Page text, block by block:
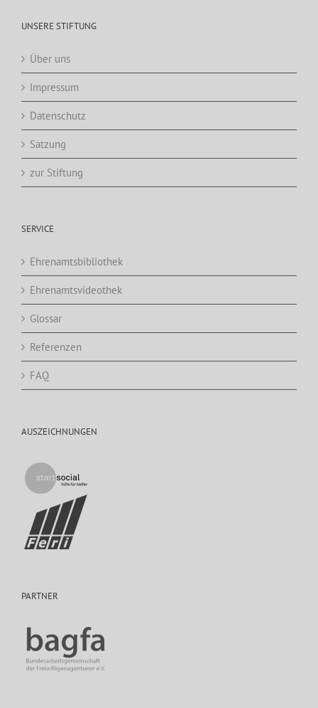
UNSERE STIFTUNG
Über uns
Impressum
Datenschutz
Satzung
zur Stiftung
SERVICE
Ehrenamtsbibliothek
Ehrenamtsvideothek
Glossar
Referenzen
FAQ
AUSZEICHNUNGEN
PARTNER